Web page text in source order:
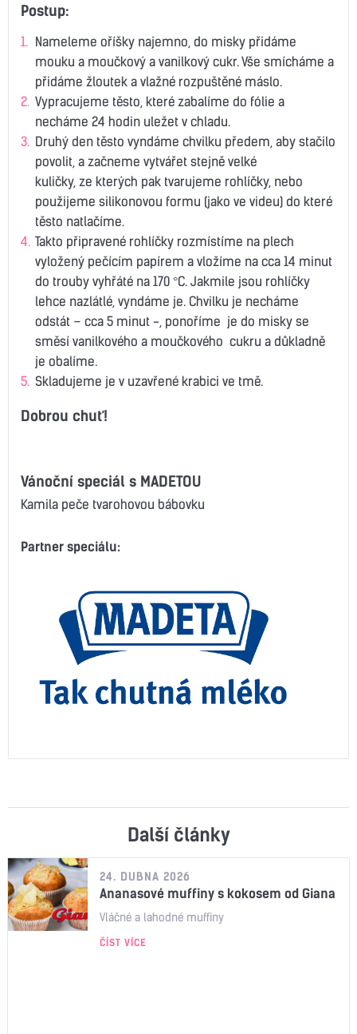
Postup:
Nameleme oříšky najemno, do misky přidáme
mouku a moučkový a vanilkový cukr. Vše smícháme a
přidáme žloutek a vlažné rozpuštěné máslo.
Vypracujeme těsto, které zabalíme do fólie a
necháme 24 hodin uležet v chladu.
Druhý den těsto vyndáme chvilku předem, aby stačilo
povolit, a začneme vytvářet stejně velké
kuličky, ze kterých pak tvarujeme rohlíčky, nebo
použijeme silikonovou formu (jako ve videu) do které
těsto natlačíme.
Takto připravené rohlíčky rozmístíme na plech
vyložený pečícím papírem a vložíme na cca 14 minut
do trouby vyhřáté na 170 °C. Jakmile jsou rohlíčky
lehce nazlátlé, vyndáme je. Chvilku je necháme
odstát – cca 5 minut -, ponoříme je do misky se
směsí vanilkového a moučkového cukru a důkladně
je obalíme.
Skladujeme je v uzavřené krabici ve tmě.
Dobrou chuť!
Vánoční speciál s MADETOU
Kamila peče tvarohovou bábovku
Partner speciálu:
Další články
24. DUBNA 2026
Ananasové muffiny s kokosem od Giana
Vláčné a lahodné muffiny
ČÍST VÍCE